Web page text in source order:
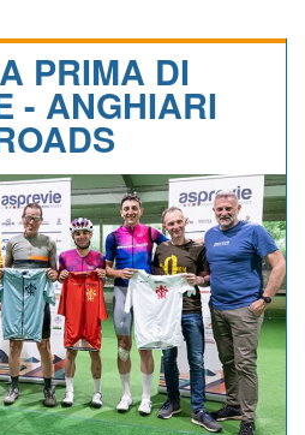
PRIMA DI
- ANGHIARI